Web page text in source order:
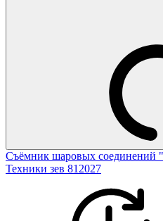
Съёмник шаровых соединений
Техники зев 812027